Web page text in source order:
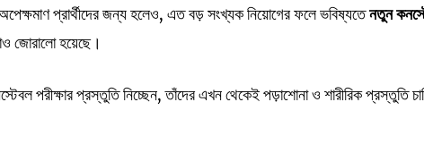
প্রার্থীদের জন্য হলেও, এত বড় সংখ্যক নিয়োগের ফলে ভবিষ্যতেনতুন
জোরালো হয়েছে।
পরীক্ষার প্রস্তুতি নিচ্ছেন, তাঁদের এখন থেকেই পড়াশোনা ও শারীরিক প্রস্তুতি